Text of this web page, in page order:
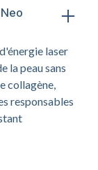
laser
la peau sans
collagène,
responsables